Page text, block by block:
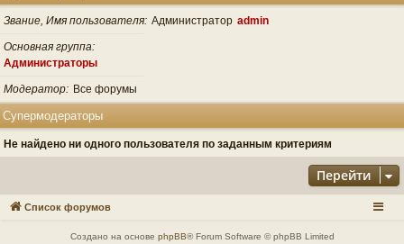
и
Звание, Имя пользователя Администратор admin
Основная группа
Администраторы
Модератор Все форумы
Супермодераторы
Не найдено ни одного пользователя по заданным критериям
Перейти
Список форумов
Создано на основе phpBB® Forum Software © phpBB Limited